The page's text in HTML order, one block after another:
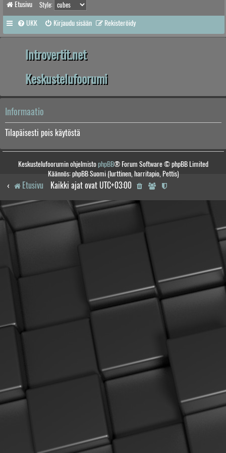
Etusivu Style:
UKK Kirjaudu sisään Rekisteröidy
Introvertit.net
Keskustelufoorumi
Informaatio
Tilapäisesti pois käytöstä
Keskustelufoorumin ohjelmistophpBB® Forum Software © phpBB Limited
Käännös: phpBB Suomi (lurttinen, harritapio, Pettis)
Etusivu Kaikki ajat ovat UTC+03:00